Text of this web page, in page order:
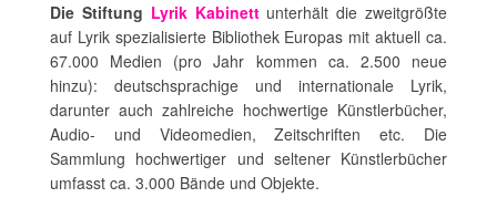
Die Stiftung Lyrik Kabinettunterhält die zweitgrößte
auf Lyrik spezialisierte Bibliothek Europas mit aktuell ca.
67.000 Medien (pro Jahr kommen ca. 2.500 neue
hinzu): deutschsprachige und internationale Lyrik,
darunter auch zahlreiche hochwertige Künstlerbücher,
Audio- und Videomedien, Zeitschriften etc. Die
Sammlung hochwertiger und seltener Künstlerbücher
umfasst ca. 3.000 Bände und Objekte.